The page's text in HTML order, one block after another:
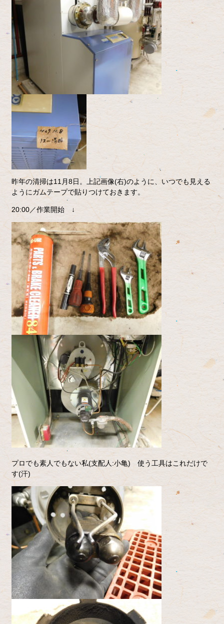
昨年の清掃は11月8日。上記画像(右)のように、いつでも見える
ようにガムテープで貼りつけておきます。
20:00／作業開始 ↓
プロでも素人でもない私(支配人:小亀) 使う工具はこれだけで
す(汗)